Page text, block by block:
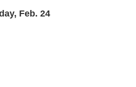
Feb. 24